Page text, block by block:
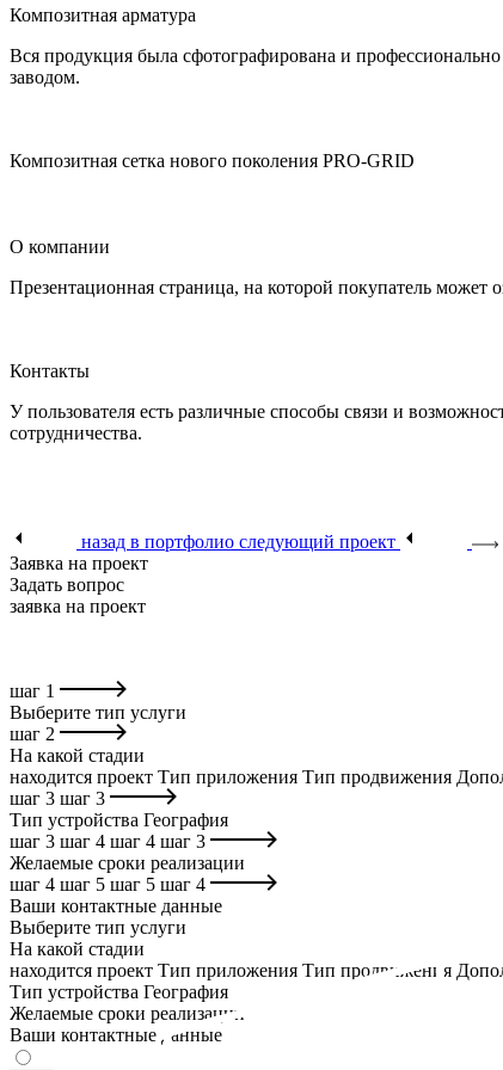
Композитная арматура
Вся продукция была сфотографирована и
заводом.
Композитная сетка нового поколения PRO-GRID
О компании
Презентационная страница, на которой покупатель может
Контакты
У пользователя есть различные способы связи и
сотрудничества.
назад в портфолио следующий проект
Заявка на проект
Задать вопрос
заявка на проект
шаг 1
Выберите тип услуги
шаг 2
На какой стадии
находится проект Тип приложения Тип продвижения
шаг 3 шаг 3
Тип устройства География
шаг 3 шаг 4 шаг 4 шаг 3
Желаемые сроки реализации
шаг 4 шаг 5 шаг 5 шаг 4
Ваши контактные данные
Выберите тип услуги
На какой стадии
находится проект Тип приложения Тип продвижения
Тип устройства География
Желаемые сроки реализации
Ваши контактные данные